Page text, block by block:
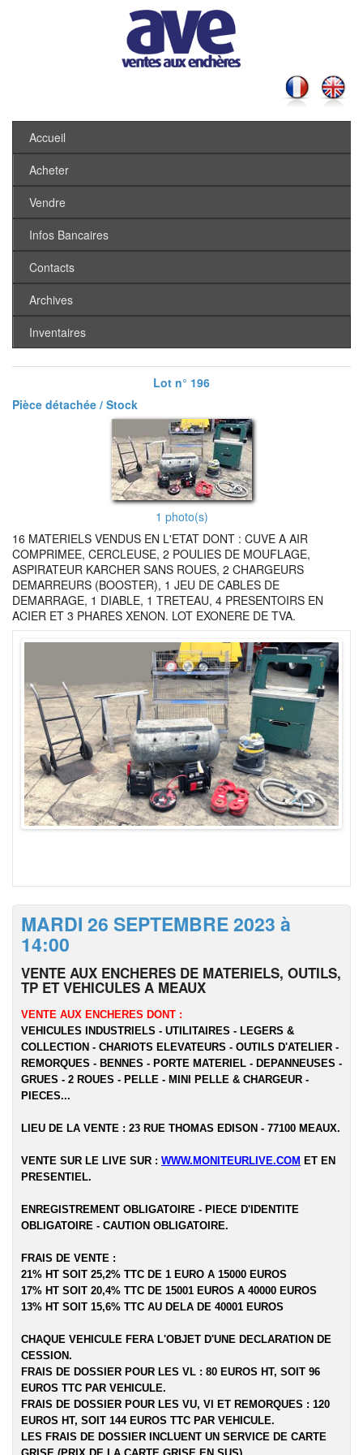
Accueil
Acheter
Vendre
Infos Bancaires
Contacts
Archives
Inventaires
Lot n° 196
Pièce détachée / Stock
1 photo(s)
16 MATERIELS VENDUS EN L'ETAT DONT : CUVE A AIR
COMPRIMEE, CERCLEUSE, 2 POULIES DE MOUFLAGE,
ASPIRATEUR KARCHER SANS ROUES, 2 CHARGEURS
DEMARREURS (BOOSTER), 1 JEU DE CABLES DE
DEMARRAGE, 1 DIABLE, 1 TRETEAU, 4 PRESENTOIRS EN
ACIER ET 3 PHARES XENON. LOT EXONERE DE TVA.
MARDI 26 SEPTEMBRE 2023 à
14:00
VENTE AUX ENCHERES DE MATERIELS, OUTILS,
TP ET VEHICULES A MEAUX
VENTE AUX ENCHERES DONT :
VEHICULES INDUSTRIELS - UTILITAIRES - LEGERS &
COLLECTION - CHARIOTS ELEVATEURS - OUTILS D'ATELIER -
REMORQUES - BENNES - PORTE MATERIEL - DEPANNEUSES -
GRUES - 2 ROUES - PELLE - MINI PELLE & CHARGEUR -
PIECES...
LIEU DE LA VENTE : 23 RUE THOMAS EDISON - 77100 MEAUX.
VENTE SUR LE LIVE SUR : WWW.MONITEURLIVE.COM ET EN
PRESENTIEL.
ENREGISTREMENT OBLIGATOIRE - PIECE D'IDENTITE
OBLIGATOIRE - CAUTION OBLIGATOIRE.
FRAIS DE VENTE :
21% HT SOIT 25,2% TTC DE 1 EURO A 15000 EUROS
17% HT SOIT 20,4% TTC DE 15001 EUROS A 40000 EUROS
13% HT SOIT 15,6% TTC AU DELA DE 40001 EUROS
CHAQUE VEHICULE FERA L'OBJET D'UNE DECLARATION DE
CESSION.
FRAIS DE DOSSIER POUR LES VL : 80 EUROS HT, SOIT 96
EUROS TTC PAR VEHICULE.
FRAIS DE DOSSIER POUR LES VU, VI ET REMORQUES : 120
EUROS HT, SOIT 144 EUROS TTC PAR VEHICULE.
LES FRAIS DE DOSSIER INCLUENT UN SERVICE DE CARTE